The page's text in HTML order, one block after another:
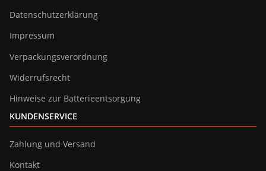
Datenschutzerklärung
Impressum
Verpackungsverordnung
Widerrufsrecht
Hinweise zur Batterieentsorgung
KUNDENSERVICE
Zahlung und Versand
Kontakt